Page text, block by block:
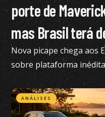
porte de
mas Brasil terá
Nova picape chega aos
sobre plataforma
está nos planos para o
ANÁLISES